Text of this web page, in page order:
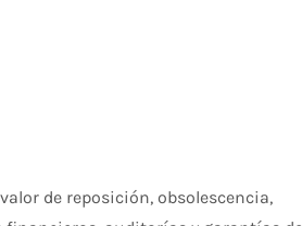
de reposición, obsolescencia,